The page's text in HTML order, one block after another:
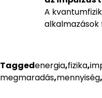
A
alkalmazások
Taggedenergia,fizika,
megmaradás,mennyiség,